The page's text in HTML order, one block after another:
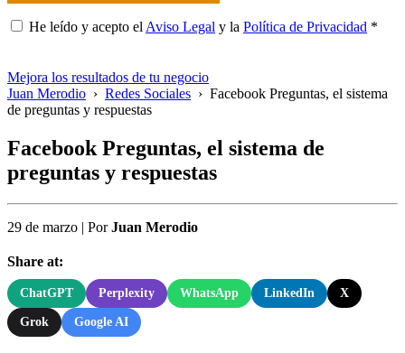
He leído y acepto el Aviso Legal y la Política de Privacidad *
Mejora los resultados de tu negocio
Juan Merodio › Redes Sociales › Facebook Preguntas, el sistema
de preguntas y respuestas
Facebook Preguntas, el sistema de
preguntas y respuestas
29 de marzo | PorJuan Merodio
Share at:
ChatGPT Perplexity WhatsApp LinkedIn X
Grok Google AI